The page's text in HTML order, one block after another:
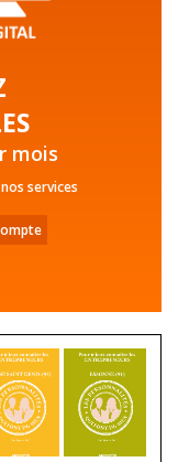
mois
services